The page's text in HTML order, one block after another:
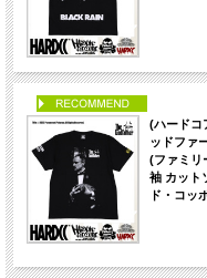
(ハードコ
ッドファ
(ファミリ
袖 カット
ド・コッ